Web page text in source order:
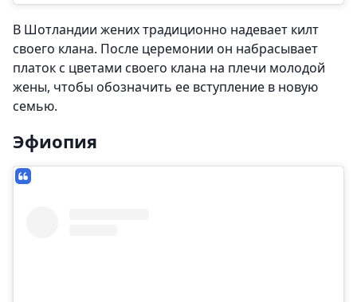
В Шотландии жених традиционно надевает килт
своего клана. После церемонии он набрасывает
платок с цветами своего клана на плечи молодой
жены, чтобы обозначить ее вступление в новую
семью.
Эфиопия